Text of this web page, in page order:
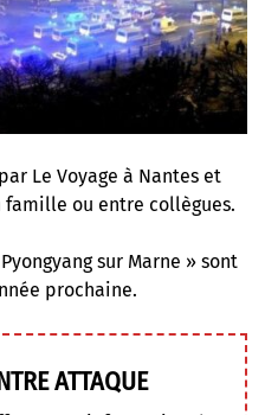
Le Voyage à Nantes et
ou entre collègues.
sur Marne » sont
prochaine.
ATTAQUE